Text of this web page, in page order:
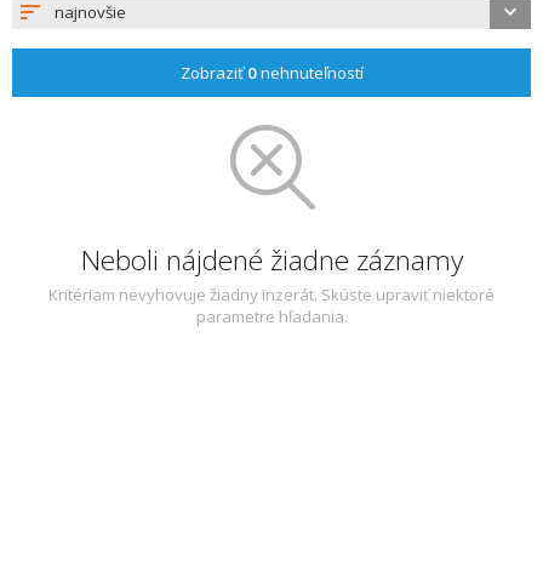
najnovšie
Zobraziť0nehnuteľností
Neboli nájdené žiadne záznamy
Kritériam nevyhovuje žiadny inzerát. Skúste upraviť niektoré
parametre hľadania.